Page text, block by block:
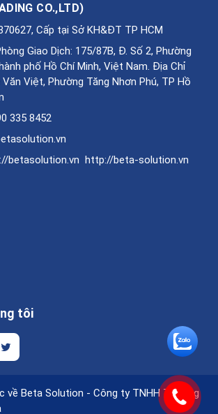
CO.,LTD)
Cấp tại Sở KH&ĐT TP HCM
Giao Dịch: 175/87B, Đ. Số 2, Phường
phố Hồ Chí Minh, Việt Nam. Địa Chỉ
Việt, Phường Tăng Nhơn Phú, TP Hồ
335 8452
betasolution.vn http://beta-solution.vn
tôi
về Beta Solution - Công ty TNHH Thương